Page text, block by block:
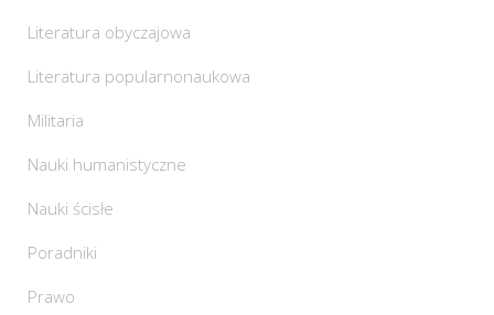
Literatura obyczajowa
Literatura popularnonaukowa
Militaria
Nauki humanistyczne
Nauki ścisłe
Poradniki
Prawo